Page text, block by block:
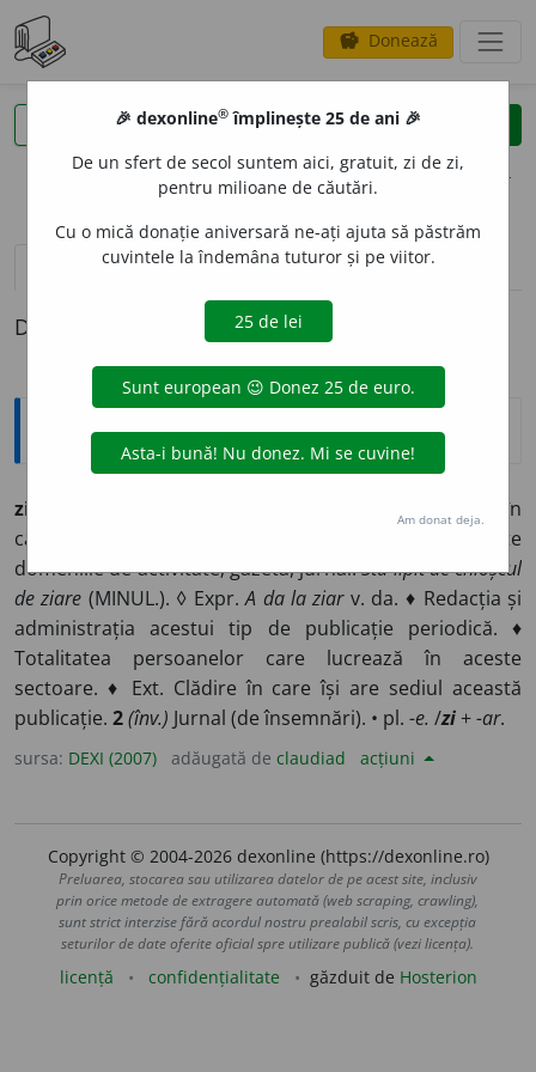
savings Donează
clear
opțiuni
definiții (1) pronunțievolume_up (50)
Definiția cu ID-ul 1246712:
Explicative DEX
zi
Publicație periodică (cotidiană), în
care se tipăresc știri și informații actuale din toate
domeniile de activitate; gazetă, jurnal.Stă lipit de chioșcul
de ziare (MINUL.). ◊ Expr.A da la ziarv. da. ♦ Redacția și
administrația acestui tip de publicație periodică. ♦
Totalitatea persoanelor care lucrează în aceste
sectoare. ♦ Ext. Clădire în care își are sediul această
publicație. 2(înv.) Jurnal (de însemnări). • pl. -e. /zi+-ar.
sursa: DEXI (2007) adăugată de claudiad acțiuni
Copyright © 2004-2026 dexonline (https://dexonline.ro)
Preluarea, stocarea sau utilizarea datelor de pe acest site, inclusiv
prin orice metode de extragere automată (web scraping, crawling),
sunt strict interzise fără acordul nostru prealabil scris, cu excepția
seturilor de date oferite oficial spre utilizare publică (vezi licența).
licență confidențialitate găzduit de Hosterion
🎉 dexonline® împlinește 25 de ani 🎉
De un sfert de secol suntem aici, gratuit, zi de zi,
pentru milioane de căutări.
Cu o mică donație aniversară ne-ați ajuta să păstrăm
cuvintele la îndemâna tuturor și pe viitor.
Am donat deja.